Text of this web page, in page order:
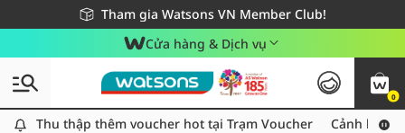
Tham gia Watsons VN Member Club!
Miễn phí giao hàng cho đơn hàng từ 249,000Đ
Giao hàng nhanh 24h - Áp dụng khu vực TP. Hồ Chí Minh
Cửa hàng & Dịch vụ
0
Thu thập thêm voucher hot tại Trạm Voucher
Thu thập thêm voucher hot tại Trạm Voucher Cảnh báo